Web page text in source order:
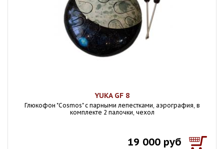
YUKA GF 8
Глюкофон "Cosmos" с парными лепестками, аэрография, в
комплекте 2 палочки, чехол
19 000 руб